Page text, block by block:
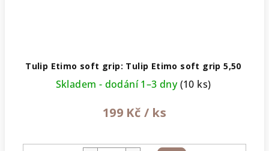
Tulip Etimo soft grip: Tulip Etimo soft grip 5,50
Skladem - dodání 1–3 dny(10 ks)
199 Kč / ks